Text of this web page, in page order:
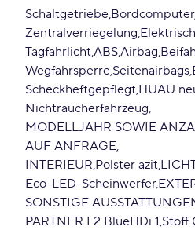
Schaltgetriebe Bordcomputer
Zentralverriegelung
TagfahrlichtABSAirbag
Wegfahrsperre Seitenairbags
Scheckheftgepflegt HUAU
Nichtraucherfahrzeug
MODELLJAHR SOWIE
AUF ANFRAGE
INTERIEUR Polster azit
Eco-LED-Scheinwerfer
SONSTIGE
PARTNER L2 BlueHDi 1 Stoff